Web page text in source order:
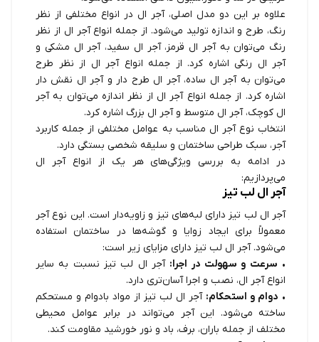
علاوه بر این دو مدل اصلی، آجر ال در انواع مختلفی از نظر
رنگ، طرح و اندازه تولید می‌شود. از جمله انواع آجر ال از نظر
رنگ می‌توان به آجر ال قرمز، آجر ال سفید، آجر ال مشکی و
آجر ال رنگی اشاره کرد. از جمله انواع آجر ال از نظر طرح
می‌توان به آجر ال ساده، آجر ال طرح دار و آجر ال نقش دار
اشاره کرد. از جمله انواع آجر ال از نظر اندازه می‌توان به آجر
ال کوچک، آجر ال متوسط و آجر ال بزرگ اشاره کرد.
انتخاب نوع آجر ال مناسب به عوامل مختلفی از جمله کاربرد
آجر، سبک طراحی ساختمان و سلیقه شخصی بستگی دارد.
در ادامه به بررسی ویژگی‌های هر یک از انواع آجر ال
می‌پردازیم:
آجر ال لب تیز
آجر ال لب تیز دارای لبه‌های تیز و زاویه‌دار است. این نوع آجر
معمولاً برای ایجاد زوایا و گوشه‌ها در ساختمان استفاده
می‌شود. آجر ال لب تیز دارای مزایای زیر است:
• سرعت و سهولت در اجرا: آجر ال لب تیز نسبت به سایر
انواع آجر ال، نصب و اجرا آسان‌تری دارد.
• دوام و استحکام: آجر ال لب تیز از مواد بادوام و مستحکم
ساخته می‌شود. این آجر می‌تواند در برابر عوامل محیطی
مختلف از جمله باران، برف، باد و نور خورشید مقاومت کند.